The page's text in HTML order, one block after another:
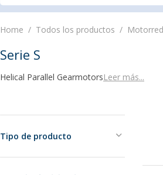
Home Todos los productos
Serie S
Helical Parallel GearmotorsLeer más...
Tipo de producto